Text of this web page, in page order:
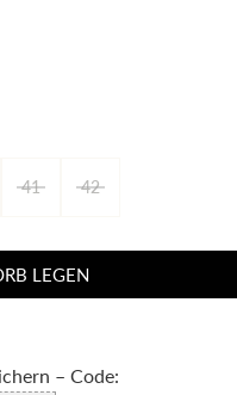
41 42
LEGEN
– Code: